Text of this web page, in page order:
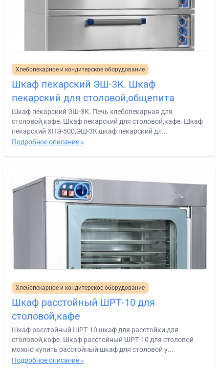
Хлебопекарное и кондитерское оборудование
Шкаф пекарский ЭШ-3К. Шкаф
пекарский для столовой,общепита
Шкаф пекарский ЭШ-3К. Печь хлебопекарная для
столовой,кафе. Шкаф пекарский для столовой,кафе. Шкаф
пекарский ХПЭ-500,ЭШ-3К шкаф пекарский дл...
Подробное описание »
Хлебопекарное и кондитерское оборудование
Шкаф расстойный ШРТ-10 для
столовой,кафе
Шкаф расстойный ШРТ-10 шкаф для расстойки для
столовой,кафе. Шкаф расстойный ШРТ-10 для столовой
можно купить расстойный шкаф для столовой у...
Подробное описание »